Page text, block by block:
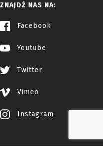
ZNAJDŹ NAS NA:
Facebook
Youtube
Twitter
Vimeo
Instagram